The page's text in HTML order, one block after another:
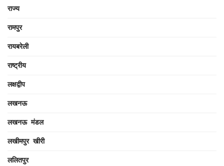
राज्य
रामपुर
रायबरेली
राष्ट्रीय
लक्षद्वीप
लखनऊ
लखनऊ मंडल
लखीमपुर खीरी
ललितपुर